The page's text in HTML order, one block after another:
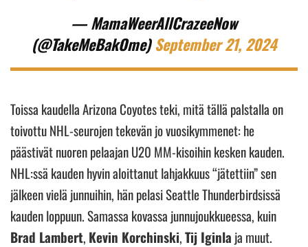
— MamaWeerAllCrazeeNow
(@TakeMeBakOme)September 21, 2024
Toissa kaudella Arizona Coyotes teki, mitä tällä palstalla on
toivottu NHL-seurojen tekevän jo vuosikymmenet: he
päästivät nuoren pelaajan U20 MM-kisoihin kesken kauden.
NHL:ssä kauden hyvin aloittanut lahjakkuus “jätettiin” sen
jälkeen vielä junnuihin, hän pelasi Seattle Thunderbirdsissä
kauden loppuun. Samassa kovassa junnujoukkueessa, kuin
Brad Lambert, Kevin Korchinski,Tij Iginla ja muut.